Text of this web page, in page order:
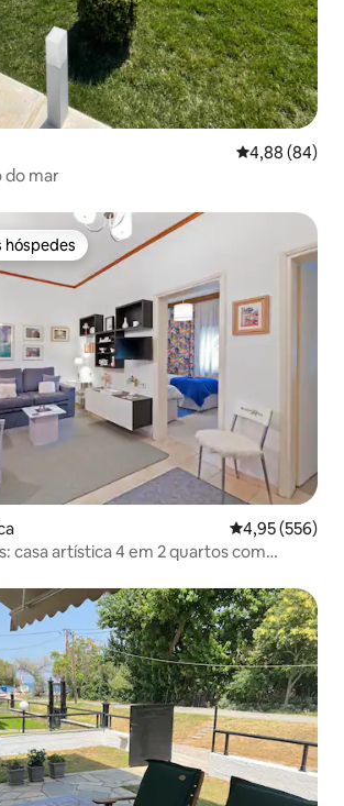
4,88 de uma
4,88 (84)
perto do mar
preferidos dos hóspedes
hóspedes
4,95 de uma
4,95 (556)
casa artística 4 em 2 quartos com